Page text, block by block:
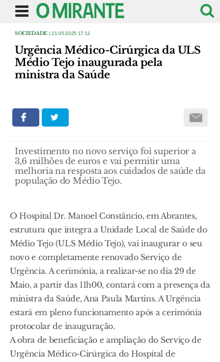
SOCIEDADE | 21-05-2025 17:11
Urgência Médico-Cirúrgica da ULS
Médio Tejo inaugurada pela
ministra da Saúde
Investimento no novo serviço foi superior a
3,6 milhões de euros e vai permitir uma
melhoria na resposta aos cuidados de saúde da
população do Médio Tejo.
O Hospital Dr. Manoel Constâncio, em Abrantes,
estrutura que integra a Unidade Local de Saúde do
Médio Tejo (ULS Médio Tejo), vai inaugurar o seu
novo e completamente renovado Serviço de
Urgência. A cerimónia, a realizar-se no dia 29 de
Maio, a partir das 11h00, contará com a presença da
ministra da Saúde, Ana Paula Martins. A Urgência
estará em pleno funcionamento após a cerimónia
protocolar de inauguração.
A obra de beneficiação e ampliação do Serviço de
Urgência Médico-Cirúrgica do Hospital de